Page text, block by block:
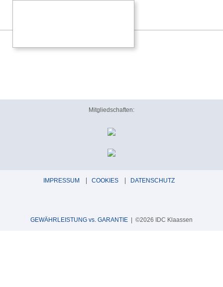
Mitgliedschaften:
IMPRESSUM COOKIES DATENSCHUTZ
GEWÄHRLEISTUNG vs. GARANTIE | ©2026 IDC Klaassen